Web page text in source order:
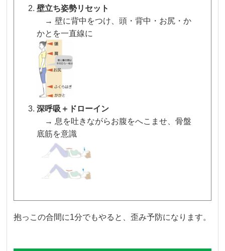
壁立ち姿勢リセット
→ 壁に背中をつけ、頭・背中・お尻・か
かとを一直線に
深呼吸＋ドローイン
→ 息を吐きながらお腹をへこませ、骨盤
底筋を意識
抱っこの合間に1分でもやると、歪み予防になります。